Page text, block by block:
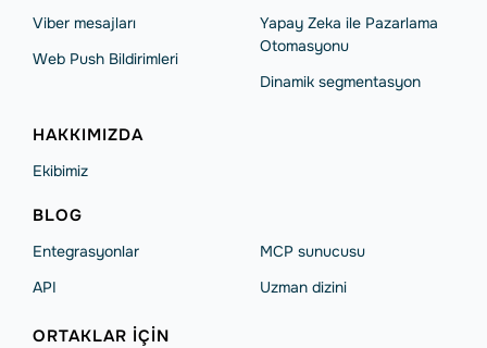
Viber mesajları
Web Push Bildirimleri
Yapay Zeka ile Pazarlama
Otomasyonu
Dinamik segmentasyon
HAKKIMIZDA
Ekibimiz
BLOG
Entegrasyonlar
API
MCP sunucusu
Uzman dizini
ORTAKLAR IÇIN